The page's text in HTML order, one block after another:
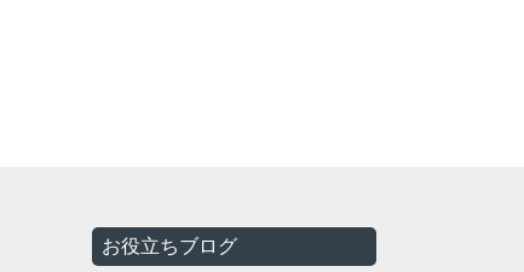
お役立ちブログ